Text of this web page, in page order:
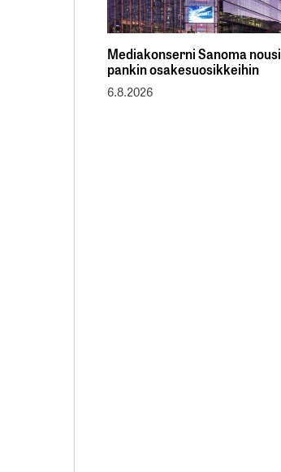
Mediakonserni Sanoma nousi
pankin osakesuosikkeihin
6.8.2026